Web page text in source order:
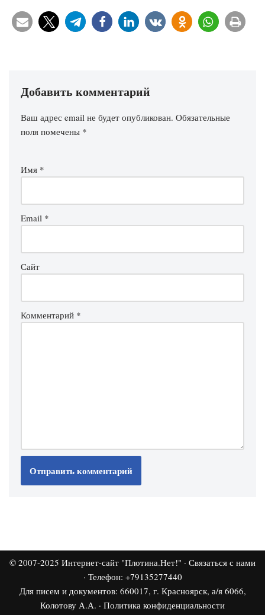
Добавить комментарий
Ваш адрес email не будет опубликован. Обязательные
поля помечены *
Имя *
Email *
Сайт
Комментарий *
© 2007-2025 Интернет-сайт "Плотина.Нет!" · Связаться с нами
· Телефон: +79135277440
Для писем и документов: 660017, г. Красноярск, а/я 6066,
Колотову А.А. · Политика конфиденциальности